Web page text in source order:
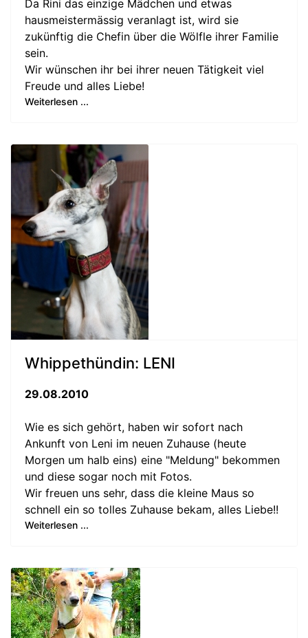
Da Rini das einzige Mädchen und etwas
hausmeistermässig veranlagt ist, wird sie
zukünftig die Chefin über die Wölfle ihrer Familie
sein.
Wir wünschen ihr bei ihrer neuen Tätigkeit viel
Freude und alles Liebe!
Weiterlesen ...
Whippethündin: LENI
29.08.2010
Wie es sich gehört, haben wir sofort nach
Ankunft von Leni im neuen Zuhause (heute
Morgen um halb eins) eine "Meldung" bekommen
und diese sogar noch mit Fotos.
Wir freuen uns sehr, dass die kleine Maus so
schnell ein so tolles Zuhause bekam, alles Liebe!!
Weiterlesen ...